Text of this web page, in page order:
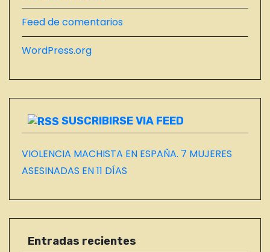
B
O
G
Feed de comentarios
WordPress.org
SUSCRIBIRSE VIA FEED
VIOLENCIA MACHISTA EN ESPAÑA. 7 MUJERES
ASESINADAS EN 11 DÍAS
Entradas recientes